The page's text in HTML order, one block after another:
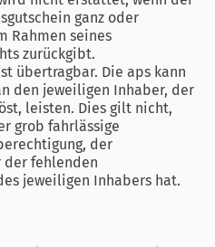
ganz oder
Rahmen seines
zurückgibt.
übertragbar. Die aps kann
den jeweiligen Inhaber, der
leisten. Dies gilt nicht,
grob fahrlässige
der
der fehlenden
jeweiligen Inhabers hat.